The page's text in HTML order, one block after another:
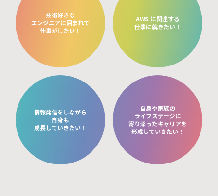
技術好きな
エンジニアに囲まれて
仕事がしたい！
AWS に関連する
仕事に就きたい！
情報発信をしながら
自身も
成長していきたい！
自身や家族の
ライフステージに
寄り添ったキャリアを
形成していきたい！